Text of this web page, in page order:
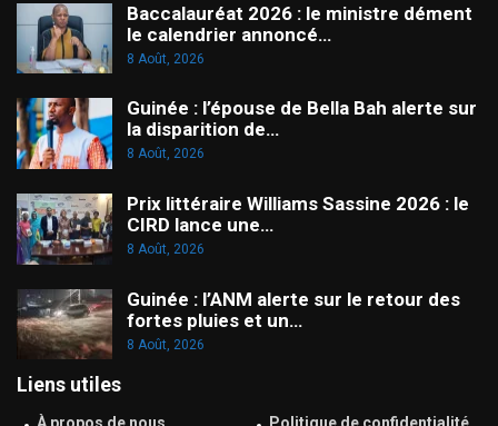
Baccalauréat 2026 : le ministre dément
le calendrier annoncé…
8 Août, 2026
Guinée : l’épouse de Bella Bah alerte sur
la disparition de…
8 Août, 2026
Prix littéraire Williams Sassine 2026 : le
CIRD lance une…
8 Août, 2026
Guinée : l’ANM alerte sur le retour des
fortes pluies et un…
8 Août, 2026
Liens utiles